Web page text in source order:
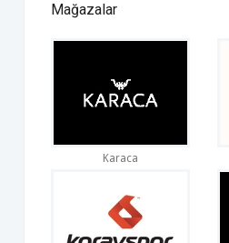
Mağazalar
Karaca